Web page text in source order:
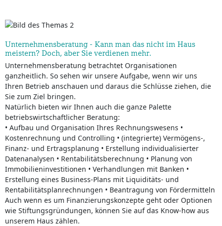
Unternehmensberatung - Kann man das nicht im Haus
meistern? Doch, aber Sie verdienen mehr.
Unternehmensberatung betrachtet Organisationen
ganzheitlich. So sehen wir unsere Aufgabe, wenn wir uns
Ihren Betrieb anschauen und daraus die Schlüsse ziehen, die
Sie zum Ziel bringen.
Natürlich bieten wir Ihnen auch die ganze Palette
betriebswirtschaftlicher Beratung:
• Aufbau und Organisation Ihres Rechnungswesens •
Kostenrechnung und Controlling • (integrierte) Vermögens-,
Finanz- und Ertragsplanung • Erstellung individualisierter
Datenanalysen • Rentabilitätsberechnung • Planung von
Immobilieninvestitionen • Verhandlungen mit Banken •
Erstellung eines Business-Plans mit Liquiditäts- und
Rentabilitätsplanrechnungen • Beantragung von Fördermitteln
Auch wenn es um Finanzierungskonzepte geht oder Optionen
wie Stiftungsgründungen, können Sie auf das Know-how aus
unserem Haus zählen.